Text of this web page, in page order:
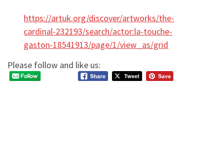
https://artuk.org/discover/artworks/the-
cardinal-232193/search/actor:la-touche-
gaston-18541913/page/1/view_as/grid
Please follow and like us: